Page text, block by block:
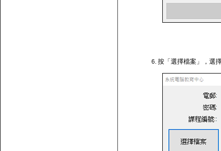
按「選擇檔案」，選